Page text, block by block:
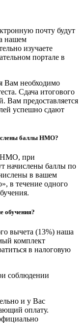
почту будут
нашем
изучаете
портале в
Вам необходимо
Сдача итогового
Вам предоставляется
успешно сдают
баллы НМО?
НМО, при
начислены баллы по
в вашем
в течение одного
обучения?
вычета (13%) наша
комплект
в налоговую
соблюдении
и у Вас
оплату.